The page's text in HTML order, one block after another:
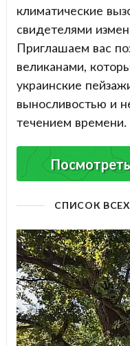
климатические
свидетелями
Приглашаем вас
великанами,
украинские
выносливостью и
течением времени.
СПИСОК